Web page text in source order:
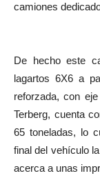
camiones
De hecho este
lagartos 6X6 a
reforzada, con
Terberg, cuenta
65 toneladas, lo
final del vehículo
acerca a unas